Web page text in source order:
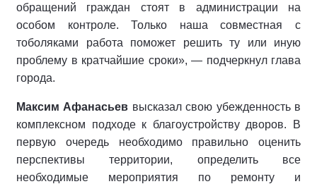
обращений граждан стоят в администрации на
особом контроле. Только наша совместная с
тоболяками работа поможет решить ту или иную
проблему в кратчайшие сроки», — подчеркнул глава
города.
Максим Афанасьев высказал свою убежденность в
комплексном подходе к благоустройству дворов. В
первую очередь необходимо правильно оценить
перспективы территории, определить все
необходимые мероприятия по ремонту и